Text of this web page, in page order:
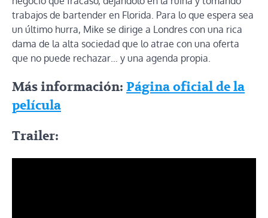
trabajos de bartender en Florida. Para lo que espera sea
un último hurra, Mike se dirige a Londres con una rica
dama de la alta sociedad que lo atrae con una oferta
que no puede rechazar… y una agenda propia.
Más información: Página oficial de la
película
Trailer: